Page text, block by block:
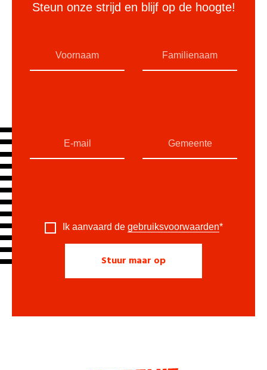
Steun onze strijd en blijf op de hoogte!
Ik aanvaard de gebruiksvoorwaarden*